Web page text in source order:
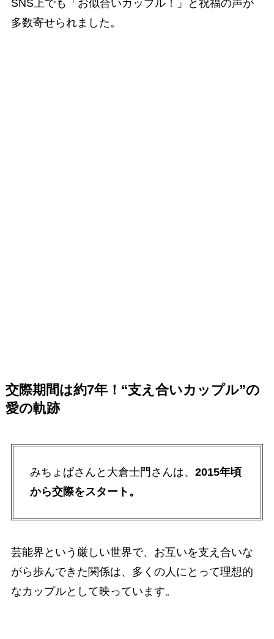
SNS上でも「お似合いカップル！」と祝福の声が
多数寄せられました。
交際期間は約7年！“支え合いカップル”の
愛の軌跡
みちょぱさんと大倉士門さんは、 2015年頃
から交際をスタート。
芸能界という厳しい世界で、お互いを支え合いな
がら歩んできた関係は、多くの人にとって理想的
なカップルとして映っています。